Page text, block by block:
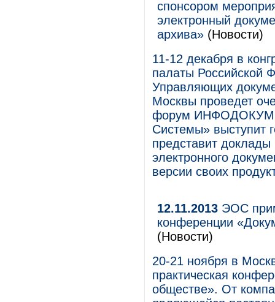
спонсором
электронный
архива» (Новости)
11-12 декабря в
палаты Российской
Управляющих
Москвы проведет
форум ИНФОДОКУМ.
Системы» выступит
представит
электронного
версии своих
12.11.2013 ЭОС
конференции
(Новости)
20-21 ноября в
практическая
обществе». От